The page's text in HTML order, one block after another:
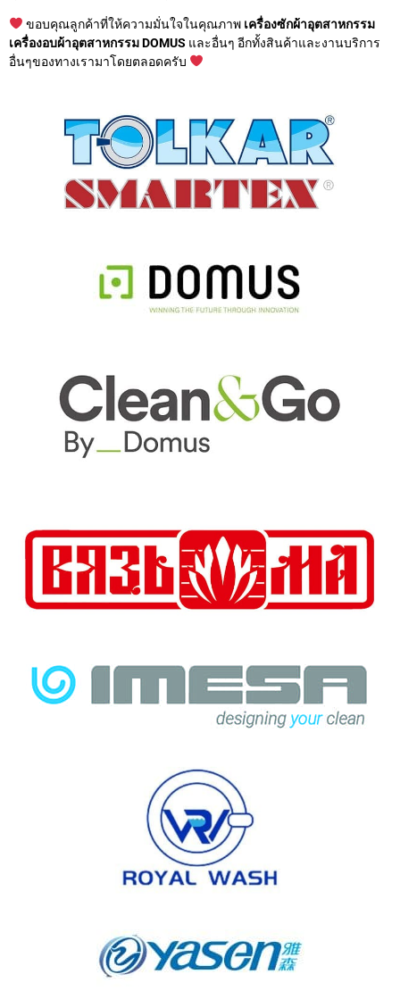
ขอบคุณลูกค้าที่ให้ความมั่นใจในคุณภาพ เครื่องซักผ้าอุตสาหกรรม
เครื่องอบผ้าอุตสาหกรรม DOMUS และอื่นๆ อีกทั้งสินค้าและงานบริการ
อื่นๆของทางเรามาโดยตลอดครับ